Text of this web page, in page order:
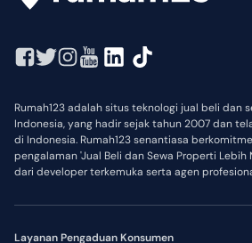
Rumah123 adalah situs teknologi jual beli dan
Indonesia, yang hadir sejak tahun 2007 dan
di Indonesia. Rumah123 senantiasa
pengalaman 'Jual Beli dan Sewa Properti
dari developer terkemuka serta agen
Layanan Pengaduan Konsumen